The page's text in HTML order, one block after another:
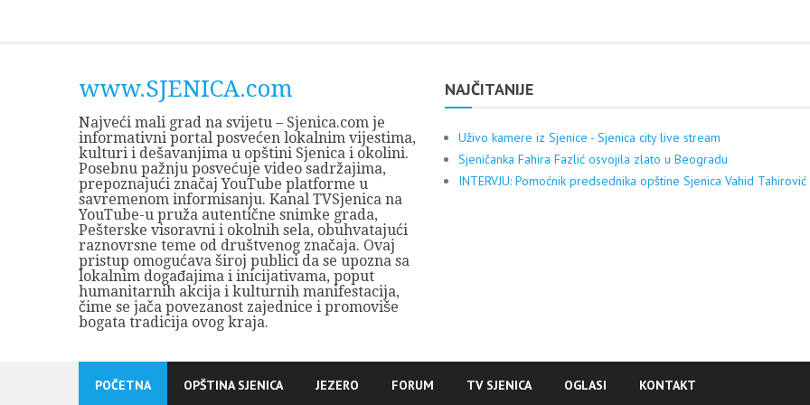
www.SJENICA.com
Najveći mali grad na svijetu – Sjenica.com je
informativni portal posvećen lokalnim vijestima,
kulturi i dešavanjima u opštini Sjenica i okolini.
Posebnu pažnju posvećuje video sadržajima,
prepoznajući značaj YouTube platforme u
savremenom informisanju. Kanal TVSjenica na
YouTube-u pruža autentične snimke grada,
Pešterske visoravni i okolnih sela, obuhvatajući
raznovrsne teme od društvenog značaja. Ovaj
pristup omogućava široj publici da se upozna sa
lokalnim događajima i inicijativama, poput
humanitarnih akcija i kulturnih manifestacija,
čime se jača povezanost zajednice i promoviše
bogata tradicija ovog kraja.
NAJČITANIJE
Uživo kamere iz Sjenice - Sjenica city live stream
Sjeničanka Fahira Fazlić osvojila zlato u Beogradu
INTERVJU: Pomoćnik predsednika opštine Sjenica Vahid Tahirović
POČETNA OPŠTINA SJENICA JEZERO FORUM TV SJENICA OGLASI KONTAKT